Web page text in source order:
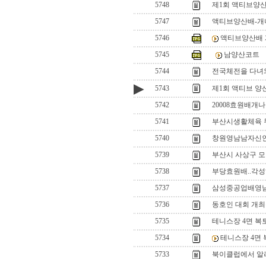
5748
제1회 액티브양
5747
액티브양산배-
5746
액티브양산배
5745
남양산코트
5744
전국체전을 다녀
▶ 5743
제1회 액티브 양
5742
20008효원배개
5741
부산시생활체육
5740
창원영남남자신
5739
부산시 사상구
5738
부당효원배..각
5737
삼성중공업배영
5736
동호인 대회 개
5735
테니스장 4면 복
5734
테니스장 4면
5733
북이클럽에서 알